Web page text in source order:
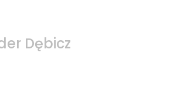
Dębicz